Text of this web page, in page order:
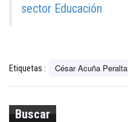
sector Educación
Etiquetas : César Acuña Peralta
Buscar